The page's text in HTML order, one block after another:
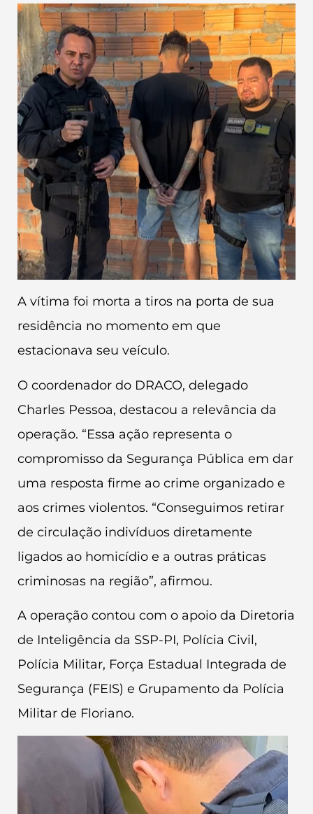
A vítima foi morta a tiros na porta de sua
residência no momento em que
estacionava seu veículo.
O coordenador do DRACO, delegado
Charles Pessoa, destacou a relevância da
operação. “Essa ação representa o
compromisso da Segurança Pública em dar
uma resposta firme ao crime organizado e
aos crimes violentos. “Conseguimos retirar
de circulação indivíduos diretamente
ligados ao homicídio e a outras práticas
criminosas na região”, afirmou.
A operação contou com o apoio da Diretoria
de Inteligência da SSP-PI, Polícia Civil,
Polícia Militar, Força Estadual Integrada de
Segurança (FEIS) e Grupamento da Polícia
Militar de Floriano.